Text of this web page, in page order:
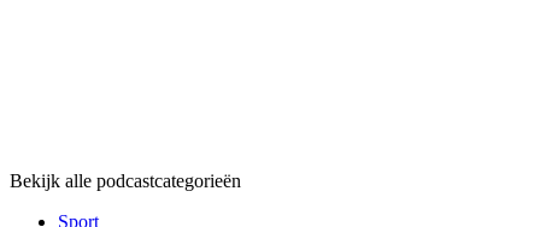
Bekijk alle podcastcategorieën
Sport